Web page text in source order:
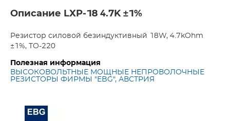
Описание LXP-18 4.7K ±1%
Резистор силовой безиндуктивный 18W, 4.7kOhm
±1%, TO-220
Полезная информация
ВЫСОКОВОЛЬТНЫЕ МОЩНЫЕ НЕПРОВОЛОЧНЫЕ
РЕЗИСТОРЫ ФИРМЫ "EBG", АВСТРИЯ